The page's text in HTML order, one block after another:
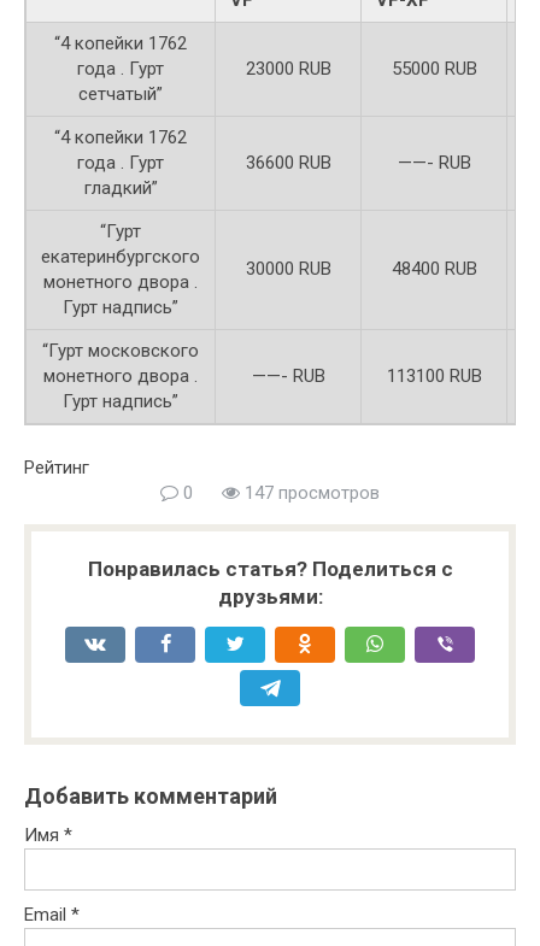
“4 копейки 1762
года . Гурт
сетчатый”
23000 RUB 55000 RUB
“4 копейки 1762
года . Гурт
гладкий”
36600 RUB ——- RUB
“Гурт
екатеринбургского
монетного двора .
Гурт надпись”
30000 RUB 48400 RUB
“Гурт московского
монетного двора .
Гурт надпись”
——- RUB 113100 RUB
Рейтинг
0
147 просмотров
Понравилась статья? Поделиться с
друзьями:
Добавить комментарий
Имя *
Email *